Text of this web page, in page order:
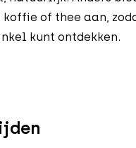
koffie of thee aan,
kunt ontdekken.